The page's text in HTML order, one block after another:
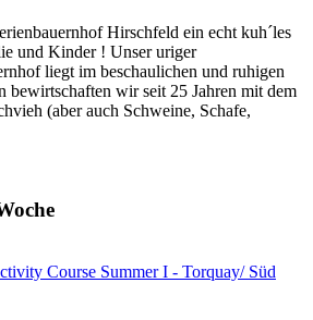
Hirschfeld ein echt kuh´les
und Kinder ! Unser uriger
liegt im beschaulichen und ruhigen
bewirtschaften wir seit 25 Jahren mit dem
(aber auch Schweine, Schafe,